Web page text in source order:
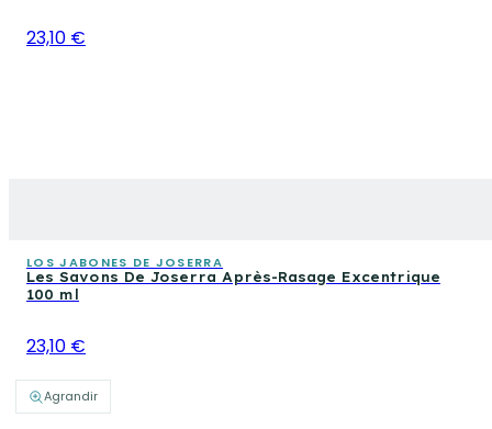
Agrandir
23,10 €
LOS JABONES DE JOSERRA
Les Savons De Joserra Après-Rasage Excentrique
100 ml
23,10 €